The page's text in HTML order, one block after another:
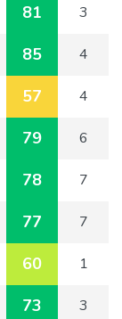
81 3
85 4
57 4
79 6
78 7
77 7
60 1
73 3